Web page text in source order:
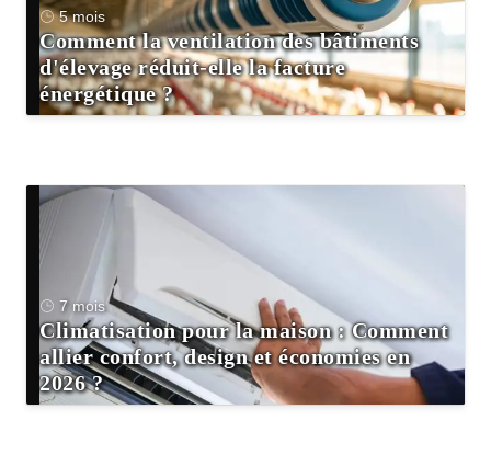
5 mois
Comment la ventilation des bâtiments
d'élevage réduit-elle la facture
énergétique ?
7 mois
Climatisation pour la maison : Comment
allier confort, design et économies en
2026 ?